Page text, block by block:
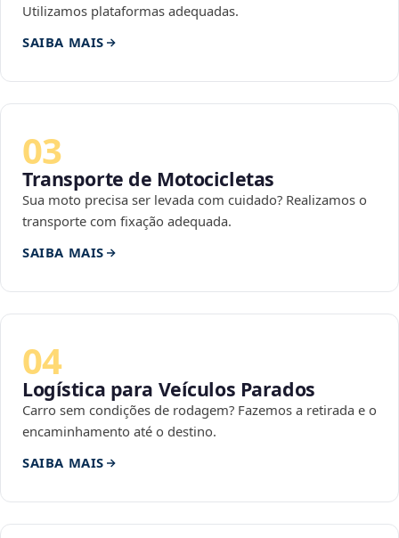
Utilizamos plataformas adequadas.
SAIBA MAIS
03
Transporte de Motocicletas
Sua moto precisa ser levada com cuidado? Realizamos o
transporte com fixação adequada.
SAIBA MAIS
04
Logística para Veículos Parados
Carro sem condições de rodagem? Fazemos a retirada e o
encaminhamento até o destino.
SAIBA MAIS